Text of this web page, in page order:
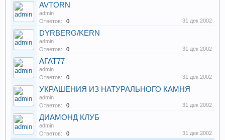
AVTORN
admin
Ответов:
0 31 дек 2002
DYRBERG/KERN
admin
Ответов:
0 31 дек 2002
АГАТ77
admin
Ответов:
0 31 дек 2002
УКРАШЕНИЯ ИЗ НАТУРАЛЬНОГО КАМНЯ
admin
Ответов:
0 31 дек 2002
ДИАМОНД КЛУБ
admin
Ответов:
0
31 дек 2002